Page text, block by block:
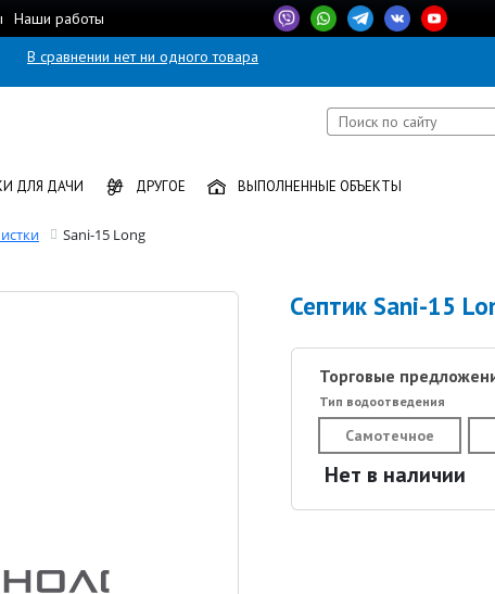
Наши работы
В сравнении нет ни одного товара
ДЛЯ ДАЧИ ДРУГОЕ ВЫПОЛНЕННЫЕ ОБЪЕКТЫ
Sani-15 Long
Септик Sani-15
Торговые
Тип водоотведения
Самотечное
Нет в наличии